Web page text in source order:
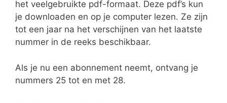
het veelgebruikte pdf-formaat. Deze pdf’s kun
je downloaden en op je computer lezen. Ze zijn
tot een jaar na het verschijnen van het laatste
nummer in de reeks beschikbaar.
Als je nu een abonnement neemt, ontvang je
nummers 25 tot en met 28.